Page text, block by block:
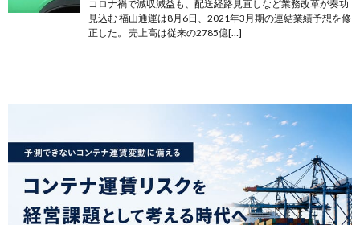
コロナ禍で減収減益も、配送経路見直しなど業務改革が奏功
見込む 福山通運は8月6日、2021年3月期の連結業績予想を修
正した。 売上高は従来の2785億[…]